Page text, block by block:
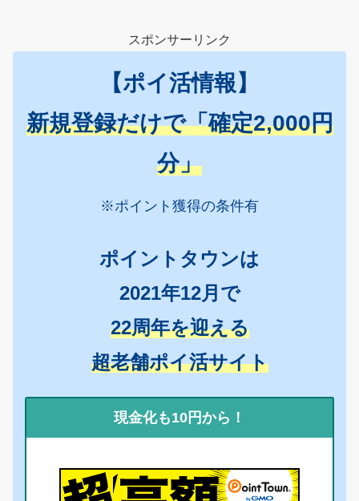
スポンサーリンク
【ポイ活情報】
新規登録だけで「確定2,000円
分」
※ポイント獲得の条件有
ポイントタウンは
2021年12月で
22周年を迎える
超老舗ポイ活サイト
現金化も10円から！